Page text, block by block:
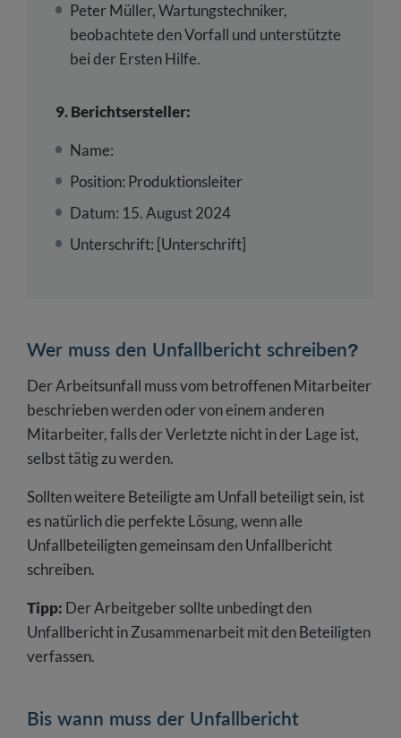
Peter Müller, Wartungstechniker,
beobachtete den Vorfall und unterstützte
bei der Ersten Hilfe.
9. Berichtsersteller:
Name:
Position: Produktionsleiter
Datum: 15. August 2024
Unterschrift: [Unterschrift]
Wer muss den Unfallbericht schreiben?
Der Arbeitsunfall muss vom betroffenen Mitarbeiter
beschrieben werden oder von einem anderen
Mitarbeiter, falls der Verletzte nicht in der Lage ist,
selbst tätig zu werden.
Sollten weitere Beteiligte am Unfall beteiligt sein, ist
es natürlich die perfekte Lösung, wenn alle
Unfallbeteiligten gemeinsam den Unfallbericht
schreiben.
Tipp: Der Arbeitgeber sollte unbedingt den
Unfallbericht in Zusammenarbeit mit den Beteiligten
verfassen.
Bis wann muss der Unfallbericht